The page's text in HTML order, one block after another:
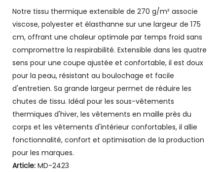
Notre tissu thermique extensible de 270 g/m² associe
viscose, polyester et élasthanne sur une largeur de 175
cm, offrant une chaleur optimale par temps froid sans
compromettre la respirabilité. Extensible dans les quatre
sens pour une coupe ajustée et confortable, il est doux
pour la peau, résistant au boulochage et facile
d'entretien. Sa grande largeur permet de réduire les
chutes de tissu. Idéal pour les sous-vêtements
thermiques d'hiver, les vêtements en maille près du
corps et les vêtements d'intérieur confortables, il allie
fonctionnalité, confort et optimisation de la production
pour les marques.
Article: MD-2423